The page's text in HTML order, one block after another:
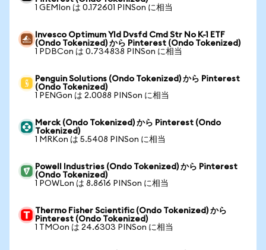
1 GEMIon は 0.172601 PINSon に相当
Invesco Optimum Yld Dvsfd Cmd Str No K-1 ETF
(Ondo Tokenized) から Pinterest (Ondo Tokenized)
1 PDBCon は 0.734838 PINSon に相当
Penguin Solutions (Ondo Tokenized) から Pinterest
(Ondo Tokenized)
1 PENGon は 2.0088 PINSon に相当
Merck (Ondo Tokenized) から Pinterest (Ondo
Tokenized)
1 MRKon は 5.5408 PINSon に相当
Powell Industries (Ondo Tokenized) から Pinterest
(Ondo Tokenized)
1 POWLon は 8.8616 PINSon に相当
Thermo Fisher Scientific (Ondo Tokenized) から
Pinterest (Ondo Tokenized)
1 TMOon は 24.6303 PINSon に相当